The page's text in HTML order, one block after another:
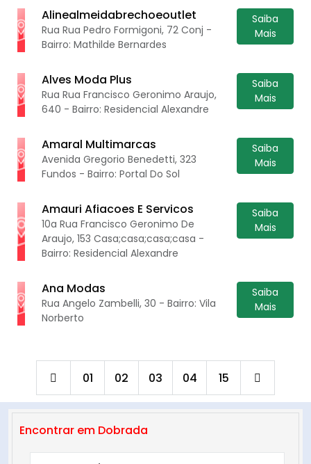
Alinealmeidabrechoeoutlet
Rua Rua Pedro Formigoni, 72 Conj -
Bairro: Mathilde Bernardes
Saiba
Mais
Alves Moda Plus
Rua Rua Francisco Geronimo Araujo,
640 - Bairro: Residencial Alexandre
Saiba
Mais
Amaral Multimarcas
Avenida Gregorio Benedetti, 323
Fundos - Bairro: Portal Do Sol
Saiba
Mais
Amauri Afiacoes E Servicos
10a Rua Francisco Geronimo De
Araujo, 153 Casa;casa;casa;casa -
Bairro: Residencial Alexandre
Saiba
Mais
Ana Modas
Rua Angelo Zambelli, 30 - Bairro: Vila
Norberto
Saiba
Mais
01 02 03 04 15
Encontrar em Dobrada